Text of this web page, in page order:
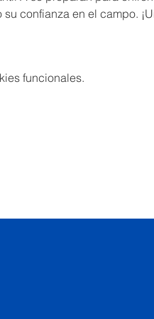
confianza en el campo.
funcionales.